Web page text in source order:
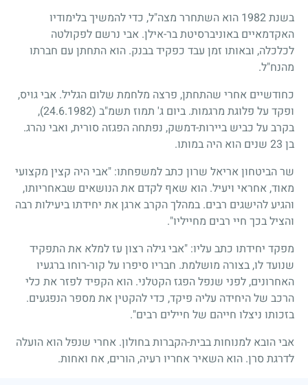
בשנת1982 הוא השתחרר מצה"ל, כדי להמשיך בלימודיו
האקדמאיים באוניברסיטת בר-אילן. אבי נרשם לפקולטה
לכלכלה, ובאותו זמן עבד כפקיד בבנק. הוא התחתן עם חברתו
מהנח"ל.
כחודשיים אחרי שהתחתן, פרצה מלחמת שלום הגליל. אבי גויס,
ופקד על פלוגת מרגמות. ביום ג' תמוז תשמ"ב (24.6.1982)
,
בקרב על כביש ביירות-דמשק, נפתחה הפגזה סורית, ואבי נהרג.
בן 23 שנים הוא היה במותו.
שר הביטחון אריאל שרון כתב למשפחתו: "אבי היה קצין מקצועי
מאוד, אחראי ויעיל. הוא שאף לקדם את הנושאים שבאחריותו,
והגיע להישגים רבים. במהלך הקרב ארגן את יחידתו ביעילות רבה
והציל בכך חיי רבים מחייליו".
מפקד יחידתו כתב עליו: "אבי גילה רצון עז למלא את התפקיד
שנועד לו, בצורה מושלמת. חבריו סיפרו על קור-רוחו ברגעיו
האחרונים, לפני שנפל הפגז הקטלני. הוא הקפיד לפזר את כלי
הרכב של היחידה עליה פיקד, כדי להקטין את מספר הנפגעים.
בזכותו ניצלו חייהם של חיילים רבים".
אבי הובא למנוחות בבית-הקברות בחולון. אחרי שנפל הוא הועלה
לדרגת סרן. הוא השאיר אחריו רעיה, הורים, אח ואחות.